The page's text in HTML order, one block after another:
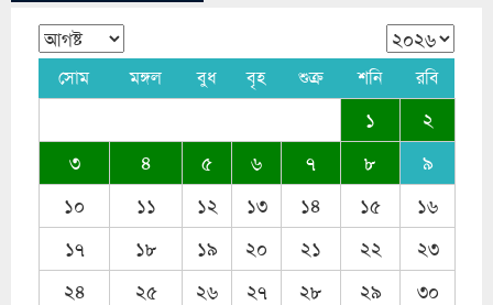
সোম মঙ্গল বুধ বৃহ শুক্র শনি রবি
১
২
৩
৪ ৫ ৬ ৭ ৮
৯
১০
১১ ১২ ১৩ ১৪ ১৫
১৬
১৭
১৮ ১৯ ২০ ২১ ২২
২৩
২৪
২৫ ২৬ ২৭ ২৮ ২৯
৩০